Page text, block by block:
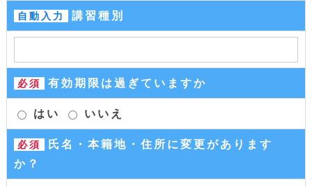
自動入力 講習種別
必須 有効期限は過ぎていますか
はい いいえ
必須
氏名・本籍地・住所に変更があります
か？